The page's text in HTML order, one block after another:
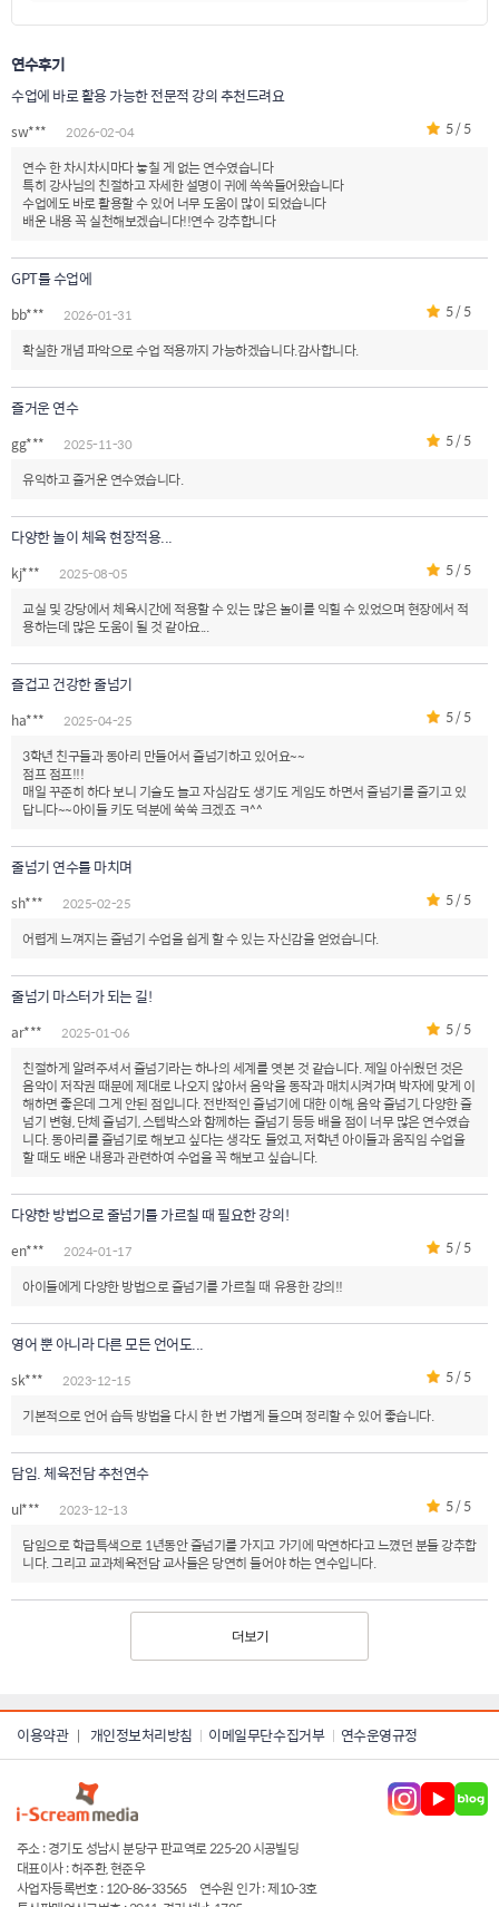
연수후기
수업에 바로 활용 가능한 전문적 강의 추천드려요
sw*** 2026-02-04
5 / 5
연수 한 차시차시마다 놓칠 게 없는 연수였습니다
특히 강사님의 친절하고 자세한 설명이 귀에 쏙쏙들어왔습니다
수업에도 바로 활용할 수 있어 너무 도움이 많이 되었습니다
배운 내용 꼭 실천해보겠습니다!!연수 강추합니다
GPT를 수업에
bb*** 2026-01-31
5 / 5
확실한 개념 파악으로 수업 적용까지 가능하겠습니다.감사합니다.
즐거운 연수
gg*** 2025-11-30
5 / 5
유익하고 즐거운 연수였습니다.
다양한 놀이 체육 현장적용...
kj*** 2025-08-05
5 / 5
교실 및 강당에서 체육시간에 적용할 수 있는 많은 놀이를 익힐 수 있었으며 현장에서 적
용하는데 많은 도움이 될 것 같아요...
즐겁고 건강한 줄넘기
ha*** 2025-04-25
5 / 5
3학년 친구들과 동아리 만들어서 줄넘기하고 있어요~~
점프 점프!!!
매일 꾸준히 하다 보니 기술도 늘고 자심감도 생기도 게임도 하면서 줄넘기를 즐기고 있
답니다~~아이들 키도 덕분에 쑥쑥 크겠죠 ㅋ^^
줄넘기 연수를 마치며
sh*** 2025-02-25
5 / 5
어렵게 느껴지는 줄넘기 수업을 쉽게 할 수 있는 자신감을 얻었습니다.
줄넘기 마스터가 되는 길!
ar*** 2025-01-06
5 / 5
친절하게 알려주셔서 줄넘기라는 하나의 세계를 엿본 것 같습니다. 제일 아쉬웠던 것은
음악이 저작권 때문에 제대로 나오지 않아서 음악을 동작과 매치시켜가며 박자에 맞게 이
해하면 좋은데 그게 안된 점입니다. 전반적인 줄넘기에 대한 이해, 음악 줄넘기, 다양한 줄
넘기 변형, 단체 줄넘기, 스텝박스와 함께하는 줄넘기 등등 배울 점이 너무 많은 연수였습
니다. 동아리를 줄넘기로 해보고 싶다는 생각도 들었고, 저학년 아이들과 움직임 수업을
할 때도 배운 내용과 관련하여 수업을 꼭 해보고 싶습니다.
다양한 방법으로 줄넘기를 가르칠 때 필요한 강의!
en*** 2024-01-17
5 / 5
아이들에게 다양한 방법으로 줄넘기를 가르칠 때 유용한 강의!!
영어 뿐 아니라 다른 모든 언어도...
sk*** 2023-12-15
5 / 5
기본적으로 언어 습득 방법을 다시 한 번 가볍게 들으며 정리할 수 있어 좋습니다.
담임. 체육전담 추천연수
ul*** 2023-12-13
5 / 5
담임으로 학급특색으로 1년동안 줄넘기를 가지고 가기에 막연하다고 느꼈던 분들 강추합
니다. 그리고 교과체육전담 교사들은 당연히 들어야 하는 연수입니다.
더보기
이용약관 | 개인정보처리방침 이메일무단수집거부 연수운영규정
주소 : 경기도 성남시 분당구 판교역로 225-20 시공빌딩
대표이사 : 허주환, 현준우
사업자등록번호 : 120-86-33565
연수원 인가 : 제10-3호